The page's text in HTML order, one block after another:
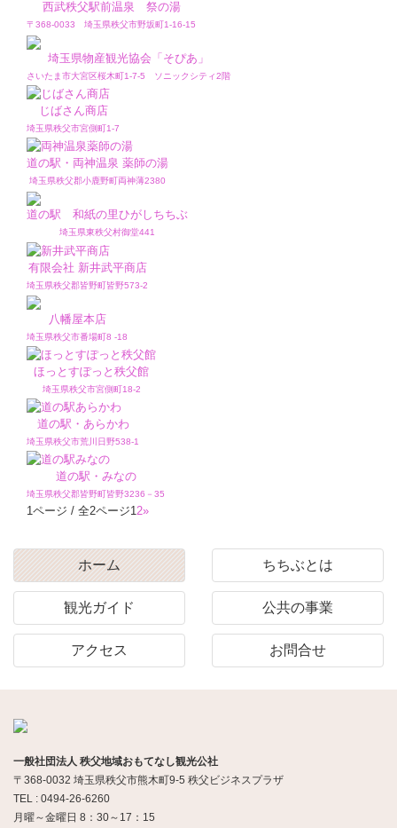
西武秩父駅前温泉 祭の湯
〒368-0033 埼玉県秩父市野坂町1-16-15
埼玉県物産観光協会「そぴあ」
さいたま市大宮区桜木町1-7-5 ソニックシティ2階
じばさん商店
埼玉県秩父市宮側町1-7
道の駅・両神温泉 薬師の湯
埼玉県秩父郡小鹿野町両神薄2380
道の駅 和紙の里ひがしちちぶ
埼玉県東秩父村御堂441
有限会社 新井武平商店
埼玉県秩父郡皆野町皆野573-2
八幡屋本店
埼玉県秩父市番場町8 -18
ほっとすぽっと秩父館
埼玉県秩父市宮側町18-2
道の駅・あらかわ
埼玉県秩父市荒川日野538-1
道の駅・みなの
埼玉県秩父郡皆野町皆野3236－35
1ページ / 全2ページ1 2»
ホーム ちちぶとは
観光ガイド 公共の事業
アクセス お問合せ
一般社団法人 秩父地域おもてなし観光公社
〒368-0032 埼玉県秩父市熊木町9-5 秩父ビジネスプラザ
TEL : 0494-26-6260
月曜～金曜日 8：30～17：15